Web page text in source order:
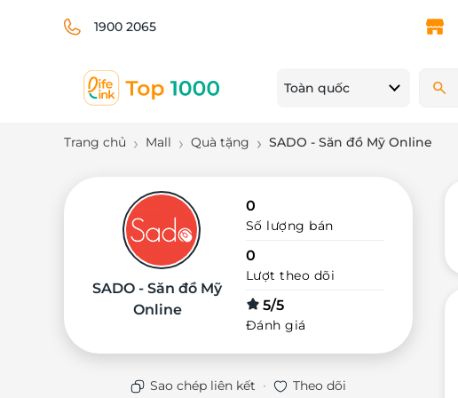
1900 2065
Toàn quốc
Trang chủ Mall Quà tặng SADO - Săn đồ Mỹ Online
SADO - Săn đồ Mỹ
Online
0
Số lượng bán
0
Lượt theo dõi
5/5
Đánh giá
Sao chép liên kết · Theo dõi